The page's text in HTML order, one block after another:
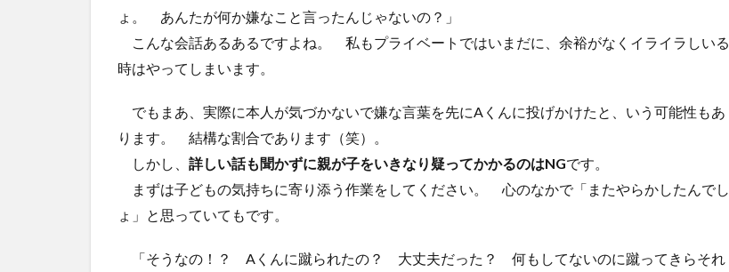
ょ。 あんたが何か嫌なこと言ったんじゃないの？」
こんな会話あるあるですよね。 私もプライベートではいまだに、余裕がなくイライラしいる
時はやってしまいます。
でもまあ、実際に本人が気づかないで嫌な言葉を先にAくんに投げかけたと、いう可能性もあ
ります。 結構な割合であります（笑）。
しかし、 詳しい話も聞かずに親が子をいきなり疑ってかかるのはNGです。
まずは子どもの気持ちに寄り添う作業をしてください。 心のなかで「またやらかしたんでし
ょ」と思っていてもです。
「そうなの！？ Aくんに蹴られたの？ 大丈夫だった？ 何もしてないのに蹴ってきらそれ